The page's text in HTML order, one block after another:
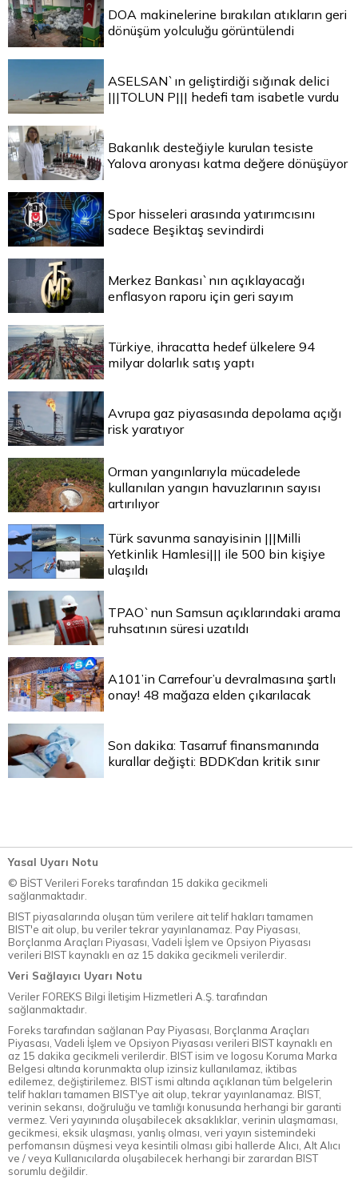
DOA makinelerine bırakılan atıkların geri
dönüşüm yolculuğu görüntülendi
ASELSAN`ın geliştirdiği sığınak delici
|||TOLUN P||| hedefi tam isabetle vurdu
Bakanlık desteğiyle kurulan tesiste
Yalova aronyası katma değere dönüşüyor
Spor hisseleri arasında yatırımcısını
sadece Beşiktaş sevindirdi
Merkez Bankası`nın açıklayacağı
enflasyon raporu için geri sayım
Türkiye, ihracatta hedef ülkelere 94
milyar dolarlık satış yaptı
Avrupa gaz piyasasında depolama açığı
risk yaratıyor
Orman yangınlarıyla mücadelede
kullanılan yangın havuzlarının sayısı
artırılıyor
Türk savunma sanayisinin |||Milli
Yetkinlik Hamlesi||| ile 500 bin kişiye
ulaşıldı
TPAO`nun Samsun açıklarındaki arama
ruhsatının süresi uzatıldı
A101’in Carrefour’u devralmasına şartlı
onay! 48 mağaza elden çıkarılacak
Son dakika: Tasarruf finansmanında
kurallar değişti: BDDK’dan kritik sınır
Yasal Uyarı Notu
© BİST Verileri Foreks tarafından 15 dakika gecikmeli
sağlanmaktadır.
BIST piyasalarında oluşan tüm verilere ait telif hakları tamamen
BIST'e ait olup, bu veriler tekrar yayınlanamaz. Pay Piyasası,
Borçlanma Araçları Piyasası, Vadeli İşlem ve Opsiyon Piyasası
verileri BIST kaynaklı en az 15 dakika gecikmeli verilerdir.
Veri Sağlayıcı Uyarı Notu
Veriler FOREKS Bilgi İletişim Hizmetleri A.Ş. tarafından
sağlanmaktadır.
Foreks tarafından sağlanan Pay Piyasası, Borçlanma Araçları
Piyasası, Vadeli İşlem ve Opsiyon Piyasası verileri BIST kaynaklı en
az 15 dakika gecikmeli verilerdir. BIST isim ve logosu Koruma Marka
Belgesi altında korunmakta olup izinsiz kullanılamaz, iktibas
edilemez, değiştirilemez. BIST ismi altında açıklanan tüm belgelerin
telif hakları tamamen BIST'ye ait olup, tekrar yayınlanamaz. BIST,
verinin sekansı, doğruluğu ve tamlığı konusunda herhangi bir garanti
vermez. Veri yayınında oluşabilecek aksaklıklar, verinin ulaşmaması,
gecikmesi, eksik ulaşması, yanlış olması, veri yayın sistemindeki
perfomansın düşmesi veya kesintili olması gibi hallerde Alıcı, Alt Alıcı
ve / veya Kullanıcılarda oluşabilecek herhangi bir zarardan BIST
sorumlu değildir.